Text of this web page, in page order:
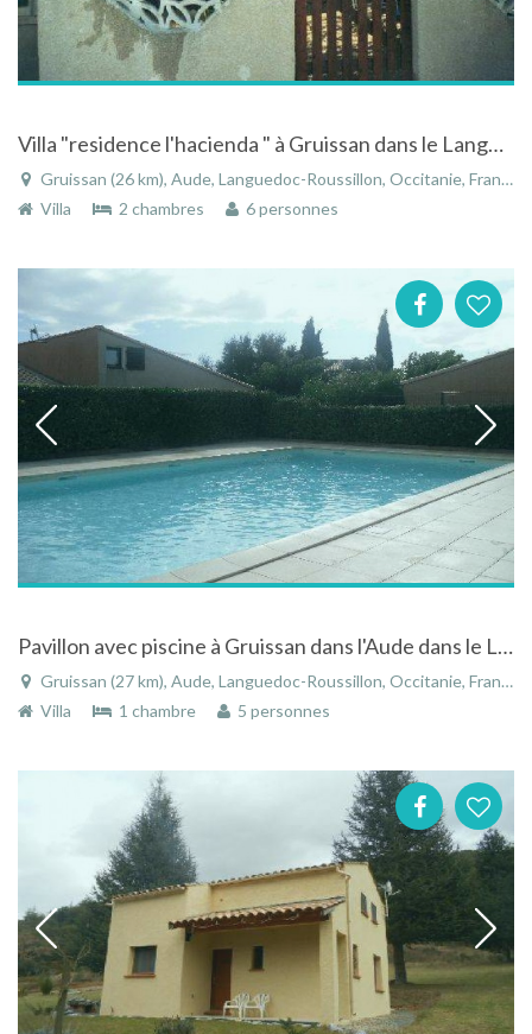
Villa "residence l'hacienda " à Gruissan dans le Languedoc-Roussillon avec piscine privée
Gruissan (26 km), Aude, Languedoc-Roussillon, Occitanie, France
Villa
2 chambres 6 personnes
Pavillon avec piscine à Gruissan dans l'Aude dans le Languedoc-Roussillon
Gruissan (27 km), Aude, Languedoc-Roussillon, Occitanie, France
Villa
1 chambre 5 personnes